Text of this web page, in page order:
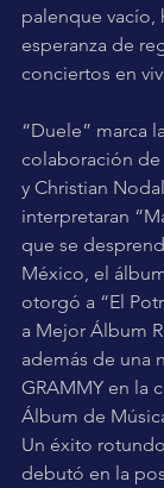
palenque vacío,
esperanza de
conciertos en
“Duele” marca
colaboración
y Christian
interpretaran
que se
México, el
otorgó a “El
a Mejor Álbum
además de una
GRAMMY en la
Álbum de
Un éxito
debutó en la